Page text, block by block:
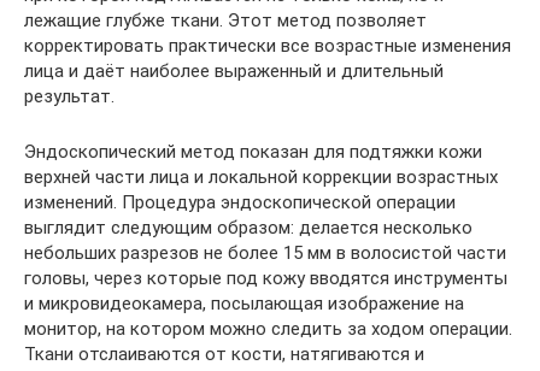
лежащие глубже ткани. Этот метод позволяет
корректировать практически все возрастные изменения
лица и даёт наиболее выраженный и длительный
результат.
Эндоскопический метод показан для подтяжки кожи
верхней части лица и локальной коррекции возрастных
изменений. Процедура эндоскопической операции
выглядит следующим образом: делается несколько
небольших разрезов не более 15 мм в волосистой части
головы, через которые под кожу вводятся инструменты
и микровидеокамера, посылающая изображение на
монитор, на котором можно следить за ходом операции.
Ткани отслаиваются от кости, натягиваются и